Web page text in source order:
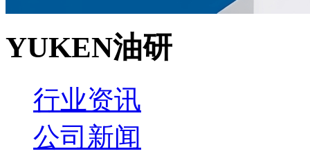
YUKEN油研
行业资讯
公司新闻